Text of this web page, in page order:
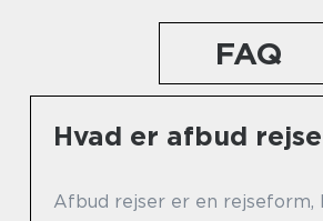
FAQ
Hvad er afbud
Afbud rejser er en rejseform,